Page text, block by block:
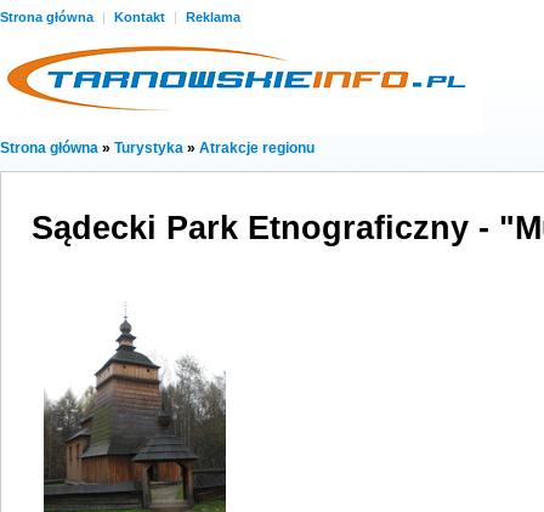
Strona główna | Kontakt | Reklama
Strona główna » Turystyka » Atrakcje regionu
Sądecki Park Etnograficzny -